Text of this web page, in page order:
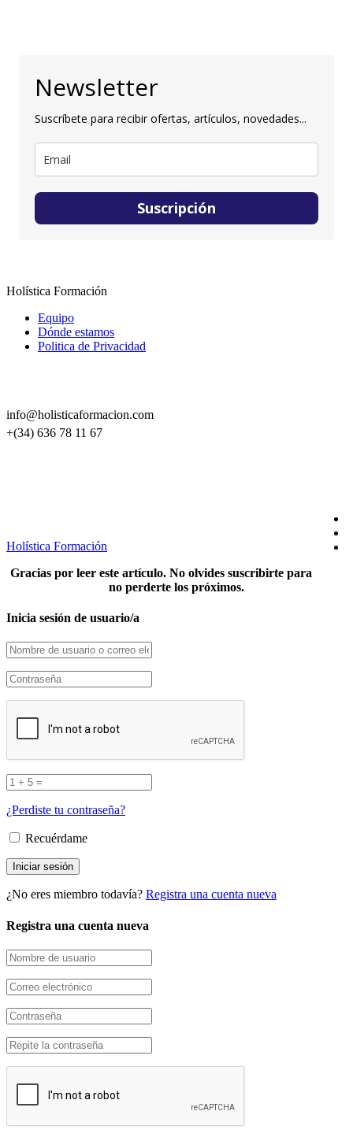
Newsletter
Suscríbete para recibir ofertas, artículos, novedades...
Suscripción
Holística Formación
Equipo
Dónde estamos
Politica de Privacidad
info@holisticaformacion.com
+(34) 636 78 11 67
Holística Formación
Gracias por leer este artículo. No olvides suscribirte para
no perderte los próximos.
Inicia sesión de usuario/a
¿Perdiste tu contraseña?
Recuérdame
¿No eres miembro todavía? Registra una cuenta nueva
Registra una cuenta nueva